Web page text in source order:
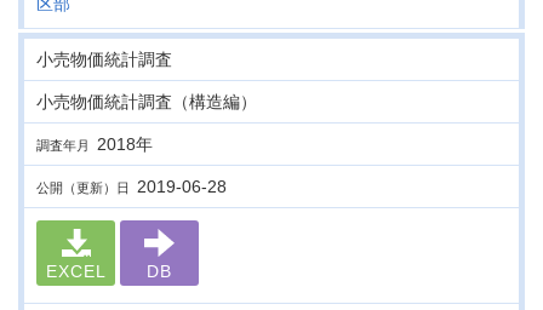
区部
小売物価統計調査
小売物価統計調査（構造編）
調査年月 2018年
公開（更新）日 2019-06-28
EXCEL DB